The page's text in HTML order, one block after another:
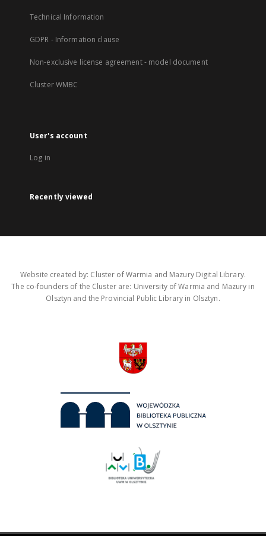
Technical Information
GDPR - Information clause
Non-exclusive license agreement - model document
Cluster WMBC
User's account
Log in
Recently viewed
Website created by: Cluster of Warmia and Mazury Digital Library.
The co-founders of the Cluster are: University of Warmia and Mazury in
Olsztyn and the Provincial Public Library in Olsztyn.